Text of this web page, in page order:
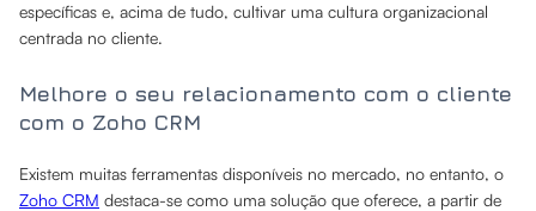
específicas e, acima de tudo, cultivar uma cultura organizacional
centrada no cliente.
Melhore o seu relacionamento com o cliente
com o Zoho CRM
Existem muitas ferramentas disponíveis no mercado, no entanto, o
Zoho CRM destaca-se como uma solução que oferece, a partir de